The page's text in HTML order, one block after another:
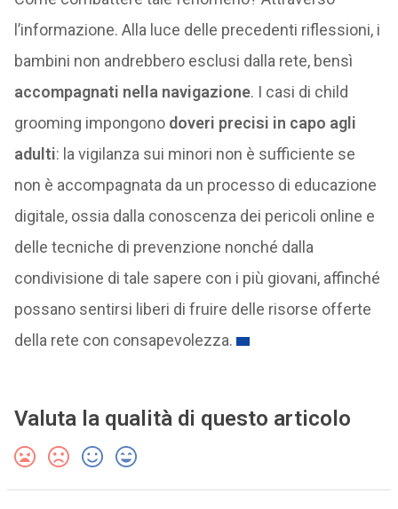
l’informazione. Alla luce delle precedenti riflessioni, i
bambini non andrebbero esclusi dalla rete, bensì
accompagnati nella navigazione. I casi di child
grooming impongono doveri precisi in capo agli
adulti: la vigilanza sui minori non è sufficiente se
non è accompagnata da un processo di educazione
digitale, ossia dalla conoscenza dei pericoli online e
delle tecniche di prevenzione nonché dalla
condivisione di tale sapere con i più giovani, affinché
possano sentirsi liberi di fruire delle risorse offerte
della rete con consapevolezza.
Valuta la qualità di questo articolo